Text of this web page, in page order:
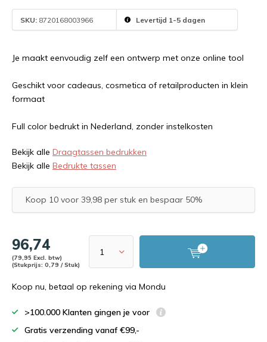
SKU: 8720168003966 Levertijd 1-5 dagen
Je maakt eenvoudig zelf een ontwerp met onze online tool
Geschikt voor cadeaus, cosmetica of retailproducten in klein
formaat
Full color bedrukt in Nederland, zonder instelkosten
Bekijk alle Draagtassen bedrukken
Bekijk alle Bedrukte tassen
Koop 10 voor 39,98 per stuk en bespaar 50%
96,74
(79,95 Excl. btw)
(Stukprijs: 0,79 / Stuk)
Koop nu, betaal op rekening via Mondu
>100.000 Klanten gingen je voor
Gratis verzending vanaf €99,-